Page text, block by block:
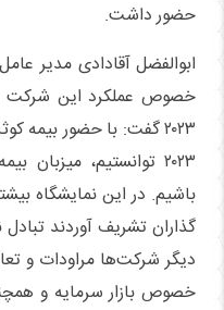
حضور داشت.
ابوالفضل آقادادی مدیر
خصوص عملکرد این شرکت
۲۰۲۳ گفت: با حضور
۲۰۲۳ توانستیم،
باشیم. در این نمایشگاه
گذاران تشریف آوردند
دیگر شرکت‌ها مراودات و
خصوص بازار سرمایه و